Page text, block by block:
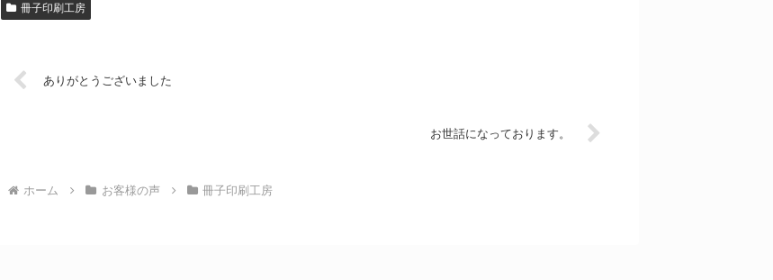
冊子印刷工房
ありがとうございました
お世話になっております。
ホーム お客様の声 冊子印刷工房